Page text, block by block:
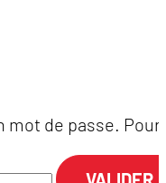
mot de passe.